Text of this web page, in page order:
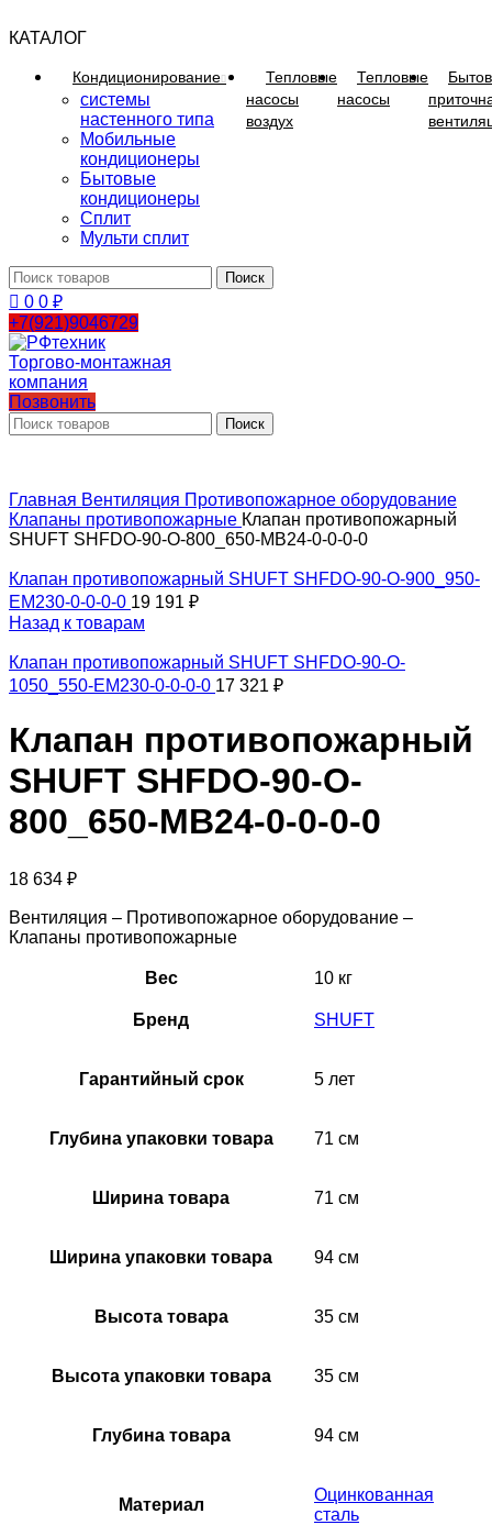
КАТАЛОГ
Кондиционирование
системы
настенного типа
Мобильные
кондиционеры
Бытовые
кондиционеры
Сплит
Мульти сплит
Тепловые
насосы
воздух
Тепловые
насосы
Поиск
0 0 ₽
+7(921)9046729
Позвонить
Поиск
Главная Вентиляция Противопожарное оборудование
Клапаны противопожарные Клапан противопожарный
SHUFT SHFDO-90-O-800_650-MB24-0-0-0-0
Клапан противопожарный SHUFT SHFDO-90-O-900_950-
EM230-0-0-0-0 19 191 ₽
Назад к товарам
Клапан противопожарный SHUFT SHFDO-90-O-
1050_550-EM230-0-0-0-0 17 321 ₽
Клапан противопожарный
SHUFT SHFDO-90-O-
800_650-MB24-0-0-0-0
18 634 ₽
Вентиляция – Противопожарное оборудование –
Клапаны противопожарные
Вес 10 кг
Бренд SHUFT
Гарантийный срок 5 лет
Глубина упаковки товара 71 см
Ширина товара 71 см
Ширина упаковки товара 94 см
Высота товара 35 см
Высота упаковки товара 35 см
Глубина товара 94 см
Материал
Оцинкованная
сталь